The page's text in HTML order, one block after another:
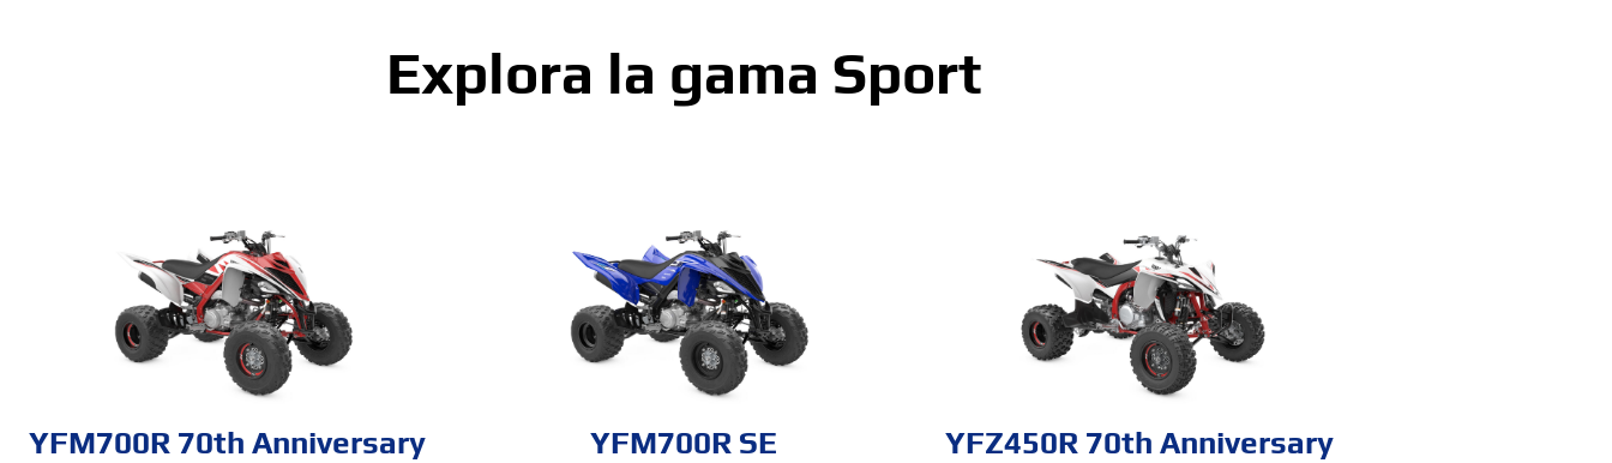
Explora la gama Sport
YFM700R 70th Anniversary
YFM700R SE
YFZ450R 70th Anniversary